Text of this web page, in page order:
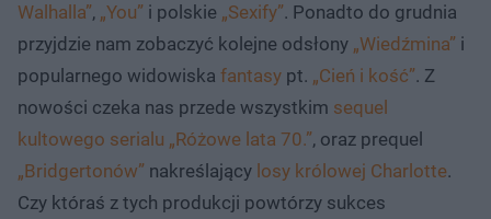
Walhalla”, „You” i polskie „Sexify”. Ponadto do grudnia
przyjdzie nam zobaczyć kolejne odsłony „Wiedźmina” i
popularnego widowiska fantasy pt. „Cień i kość”. Z
nowości czeka nas przede wszystkim sequel
kultowego serialu „Różowe lata 70.”, oraz prequel
„Bridgertonów” nakreślający losy królowej Charlotte.
Czy któraś z tych produkcji powtórzy sukces